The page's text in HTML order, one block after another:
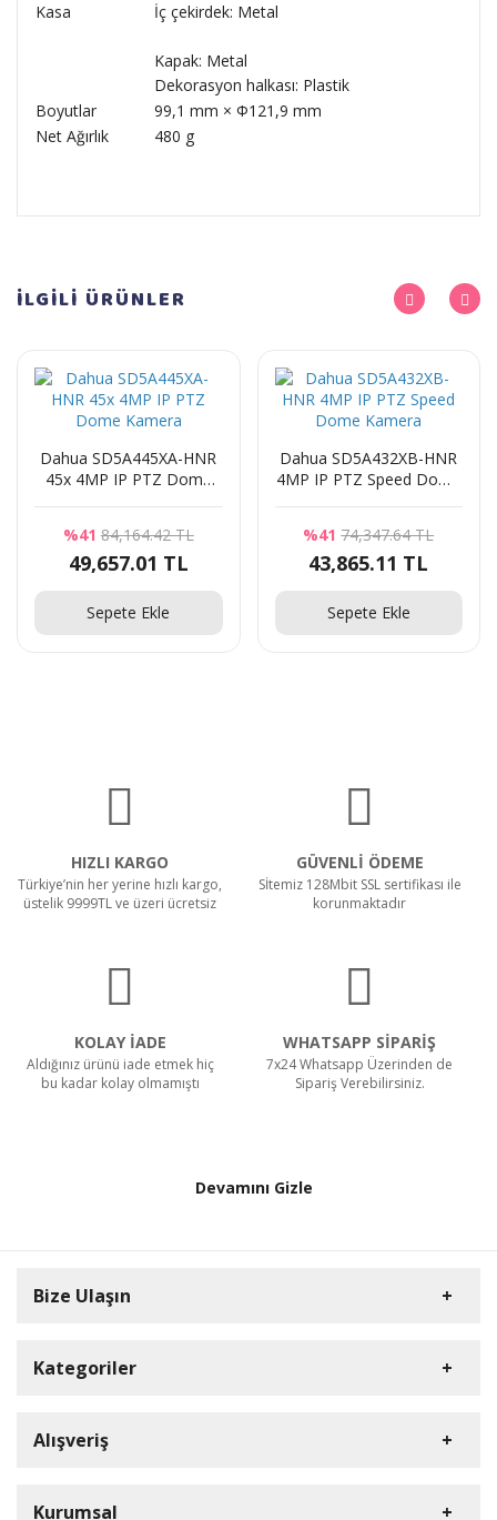
Kasa
İç çekirdek: Metal
Kapak: Metal
Dekorasyon halkası: Plastik
Boyutlar
99,1 mm × Φ121,9 mm
Net Ağırlık
480 g
İLGİLİ ÜRÜNLER
Dahua SD5A445XA-HNR
45x 4MP IP PTZ Dome
%41 84,164.42 TL
49,657.01 TL
Sepete Ekle
Dahua SD5A432XB-HNR
4MP IP PTZ Speed Dome
%41 74,347.64 TL
43,865.11 TL
Sepete Ekle
HIZLI KARGO
Türkiye’nin her yerine hızlı kargo,
üstelik 9999TL ve üzeri ücretsiz
GÜVENLİ ÖDEME
Sİtemiz 128Mbit SSL sertifikası ile
korunmaktadır
KOLAY İADE
Aldığınız ürünü iade etmek hiç
bu kadar kolay olmamıştı
WHATSAPP SİPARİŞ
7x24 Whatsapp Üzerinden de
Sipariş Verebilirsiniz.
Devamını Gizle
Bize Ulaşın
0212 909 37 26
Kategoriler
DVR Cihazlar
Alışveriş
Kurumsal